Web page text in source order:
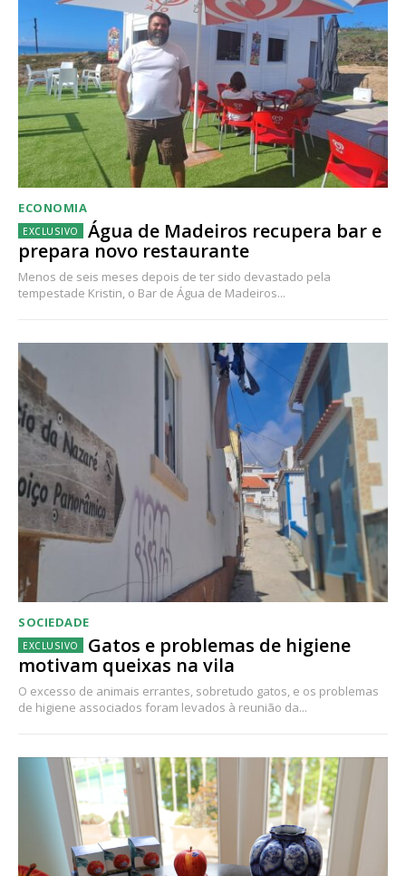
ECONOMIA
Água de Madeiros recupera bar e
prepara novo restaurante
Menos de seis meses depois de ter sido devastado pela
tempestade Kristin, o Bar de Água de Madeiros...
SOCIEDADE
Gatos e problemas de higiene
motivam queixas na vila
O excesso de animais errantes, sobretudo gatos, e os problemas
de higiene associados foram levados à reunião da...